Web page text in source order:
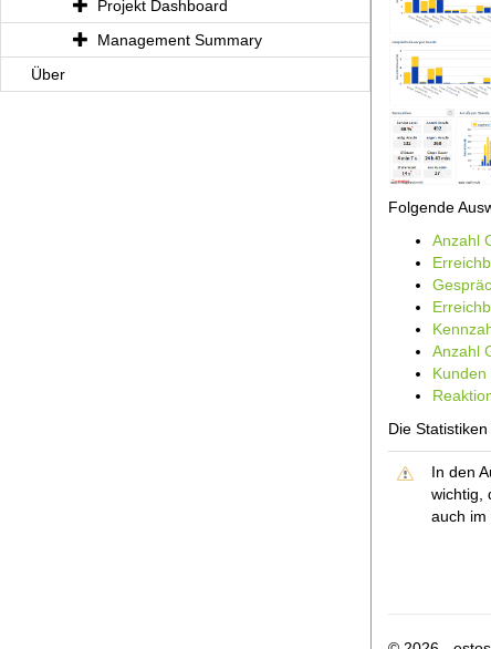
Projekt Dashboard
Management Summary
Über
Folgende
Anzahl
Anzahl
Die
In den
wichtig,
auch im